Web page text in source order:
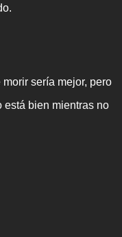
sería mejor, pero
está bien mientras no